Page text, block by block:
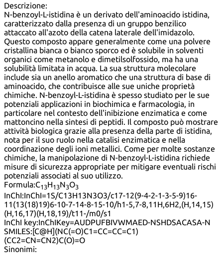
Descrizione:
N-benzoyl-L-istidina è un derivato dell'aminoacido istidina,
caratterizzato dalla presenza di un gruppo benzilico
attaccato all'azoto della catena laterale dell'imidazolo.
Questo composto appare generalmente come una polvere
cristallina bianca o bianco sporco ed è solubile in solventi
organici come metanolo e dimetilsolfossido, ma ha una
solubilità limitata in acqua. La sua struttura molecolare
include sia un anello aromatico che una struttura di base di
aminoacido, che contribuisce alle sue uniche proprietà
chimiche. N-benzoyl-L-istidina è spesso studiato per le sue
potenziali applicazioni in biochimica e farmacologia, in
particolare nel contesto dell'inibizione enzimatica e come
mattoncino nella sintesi di peptidi. Il composto può mostrare
attività biologica grazie alla presenza della parte di istidina,
nota per il suo ruolo nella catalisi enzimatica e nella
coordinazione degli ioni metallici. Come per molte sostanze
chimiche, la manipolazione di N-benzoyl-L-istidina richiede
misure di sicurezza appropriate per mitigare eventuali rischi
potenziali associati al suo utilizzo.
Formula:C13H13N3O3
InChI:InChI=1S/C13H13N3O3/c17-12(9-4-2-1-3-5-9)16-
11(13(18)19)6-10-7-14-8-15-10/h1-5,7-8,11H,6H2,(H,14,15)
(H,16,17)(H,18,19)/t11-/m0/s1
InChI key:InChIKey=AUDPUFBIVWMAED-NSHDSACASA-N
SMILES:[C@H](NC(=O)C1=CC=CC=C1)
(CC2=CN=CN2)C(O)=O
Sinonimi: